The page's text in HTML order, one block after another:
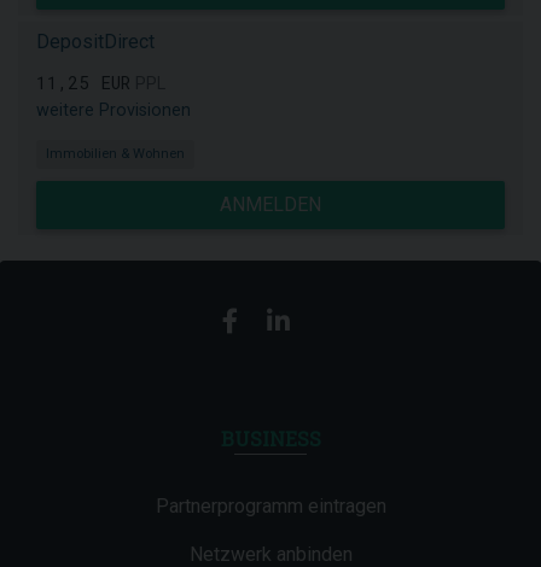
DepositDirect
11,25 EUR
weitere Provisionen
Immobilien & Wohnen
ANMELDEN
Partnerprogramm eintragen
Netzwerk anbinden